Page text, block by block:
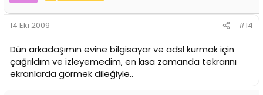
14 Eki 2009 #14
Dün arkadaşımın evine bilgisayar ve adsl kurmak için
çağrıldım ve izleyemedim, en kısa zamanda tekrarını
ekranlarda görmek dileğiyle..